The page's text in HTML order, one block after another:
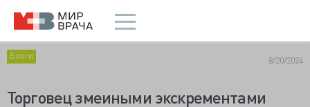
Блоги 8/20/2024
Торговец змеиными экскрементами